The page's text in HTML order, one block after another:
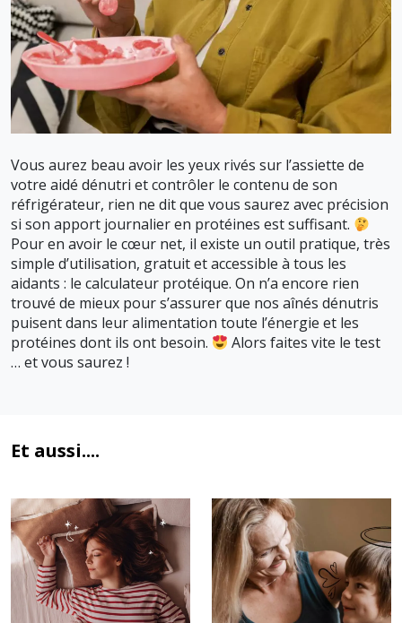
Vous aurez beau avoir les yeux rivés sur l’assiette de
votre aidé dénutri et contrôler le contenu de son
réfrigérateur, rien ne dit que vous saurez avec précision
si son apport journalier en protéines est suffisant.
Pour en avoir le cœur net, il existe un outil pratique, très
simple d’utilisation, gratuit et accessible à tous les
aidants : le calculateur protéique. On n’a encore rien
trouvé de mieux pour s’assurer que nos aînés dénutris
puisent dans leur alimentation toute l’énergie et les
protéines dont ils ont besoin.
Alors faites vite le test
… et vous saurez !
Et aussi....